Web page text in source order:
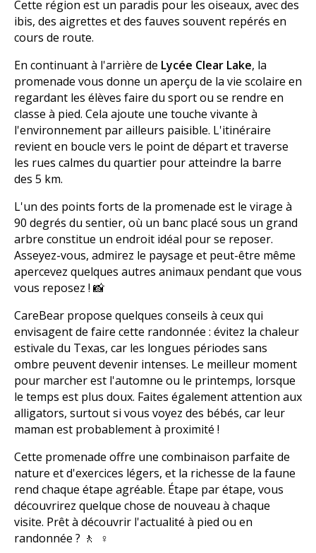
Cette région est un paradis pour les oiseaux, avec des
ibis, des aigrettes et des fauves souvent repérés en
cours de route.
En continuant à l'arrière de Lycée Clear Lake, la
promenade vous donne un aperçu de la vie scolaire en
regardant les élèves faire du sport ou se rendre en
classe à pied. Cela ajoute une touche vivante à
l'environnement par ailleurs paisible. L'itinéraire
revient en boucle vers le point de départ et traverse
les rues calmes du quartier pour atteindre la barre
des 5 km.
L'un des points forts de la promenade est le virage à
90 degrés du sentier, où un banc placé sous un grand
arbre constitue un endroit idéal pour se reposer.
Asseyez-vous, admirez le paysage et peut-être même
apercevez quelques autres animaux pendant que vous
vous reposez ! 📸
CareBear propose quelques conseils à ceux qui
envisagent de faire cette randonnée : évitez la chaleur
estivale du Texas, car les longues périodes sans
ombre peuvent devenir intenses. Le meilleur moment
pour marcher est l'automne ou le printemps, lorsque
le temps est plus doux. Faites également attention aux
alligators, surtout si vous voyez des bébés, car leur
maman est probablement à proximité !
Cette promenade offre une combinaison parfaite de
nature et d'exercices légers, et la richesse de la faune
rend chaque étape agréable. Étape par étape, vous
découvrirez quelque chose de nouveau à chaque
visite. Prêt à découvrir l'actualité à pied ou en
randonnée ? 🚶 ‍ ♀️